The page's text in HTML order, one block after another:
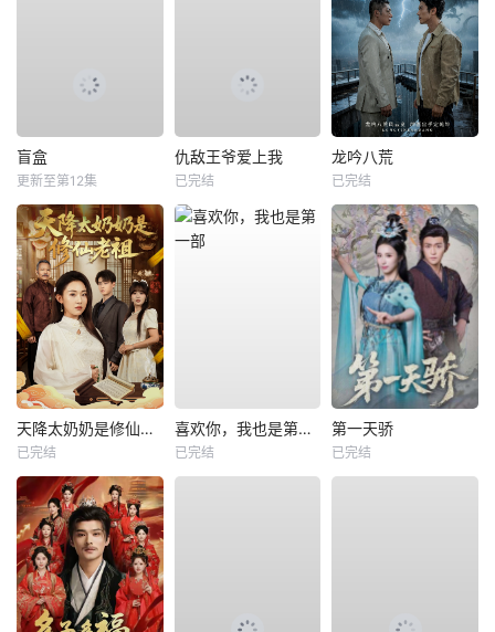
盲盒
更新至第12集
仇敌王爷爱上我
已完结
龙吟八荒
已完结
天降太奶奶是修仙老祖
已完结
喜欢你，我也是第一部
已完结
第一天骄
已完结